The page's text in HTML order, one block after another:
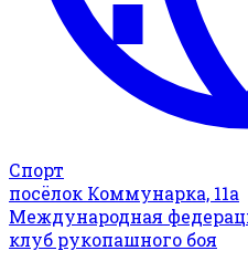
Спорт
посёлок Коммунарка, 11а
Международная
клуб рукопашного боя